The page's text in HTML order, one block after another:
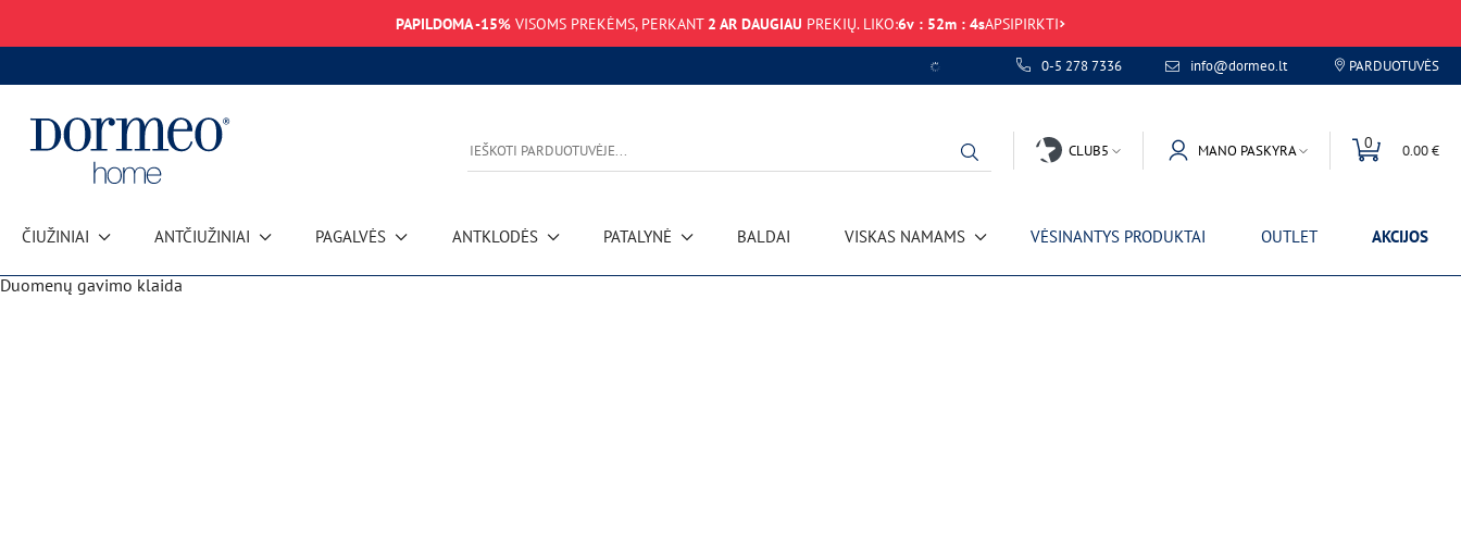
PAPILDOMA -15% VISOMS PREKĖMS, PERKANT 2 AR DAUGIAU PREKIŲ. LIKO:6v : 52m : 4sAPSIPIRKTI
Duomenų gavimo klaida 0-5 278 7336 info@dormeo.lt PARDUOTUVĖS
CLUB5 MANO PASKYRA 0 0.00 €
ČIUŽINIAI ANTČIUŽINIAI PAGALVĖS ANTKLODĖS PATALYNĖ BALDAI VISKAS NAMAMS VĖSINANTYS PRODUKTAI OUTLET AKCIJOS
Duomenų gavimo klaida